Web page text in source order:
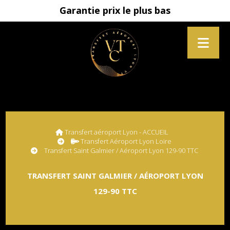
Garantie prix le plus bas
Transfert aéroport Lyon - ACCUEIL
Transfert Aéroport Lyon Loire
Transfert Saint Galmier / Aéroport Lyon 129-90 TTC
TRANSFERT SAINT GALMIER / AÉROPORT LYON
129-90 TTC